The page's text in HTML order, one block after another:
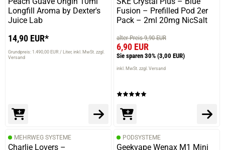
Longfill Aroma by Dexter's
Juice Lab
14,90 EUR*
Grundpreis: 1.490,00 EUR / Liter inkl. MwSt. zzgl.
Versand
Fusion – Prefilled Pod 2er
Pack – 2ml 20mg NicSalt
alter Preis 9,90 EUR
6,90 EUR
Sie sparen 30% (3,00 EUR)
inkl. MwSt. zzgl. Versand
MEHRWEG SYSTEME
Charlie Lovers –
PODSYSTEME
Geekvape Wenax M1 Mini